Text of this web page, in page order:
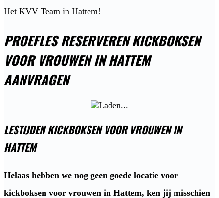
Het KVV Team in Hattem!
PROEFLES RESERVEREN KICKBOKSEN
VOOR VROUWEN IN HATTEM
AANVRAGEN
LESTIJDEN KICKBOKSEN VOOR VROUWEN IN
HATTEM
Helaas hebben we nog geen goede locatie voor
kickboksen voor vrouwen in Hattem, ken jij misschien